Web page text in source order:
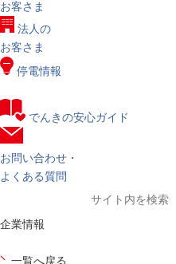
お客さま
法人の
お客さま
停電情報
でんきの安心ガイド
お問い合わせ・
よくある質問
企業情報
一覧へ戻る